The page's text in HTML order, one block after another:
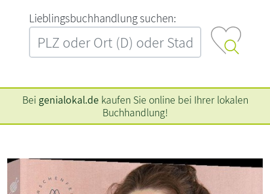
L‍i‍e‍b‍l‍i‍n‍g‍s‍b‍u‍c‍h‍h‍a‍n‍d‍l‍u‍n‍g‍ ‍s‍u‍c‍h‍e‍n‍:‍
Bei genialokal.de kaufen Sie online bei Ihrer lokalen
Buchhandlung!